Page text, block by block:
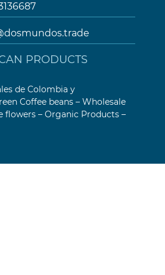
PRODUCTS
de Colombia y
Coffee beans – Wholesale
flowers – Organic Products –